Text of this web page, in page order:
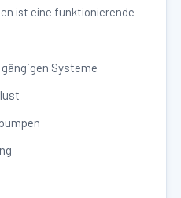
ist eine funktionierende
Systeme